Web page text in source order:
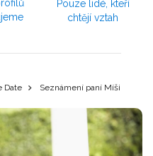
Pouze lidé, kteří
chtějí vztah
Date Seznámení paní Míši